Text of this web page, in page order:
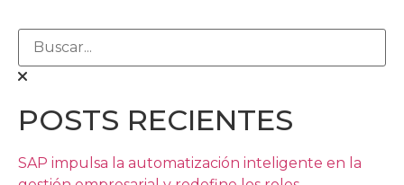
POSTS RECIENTES
SAP impulsa la automatización inteligente en la